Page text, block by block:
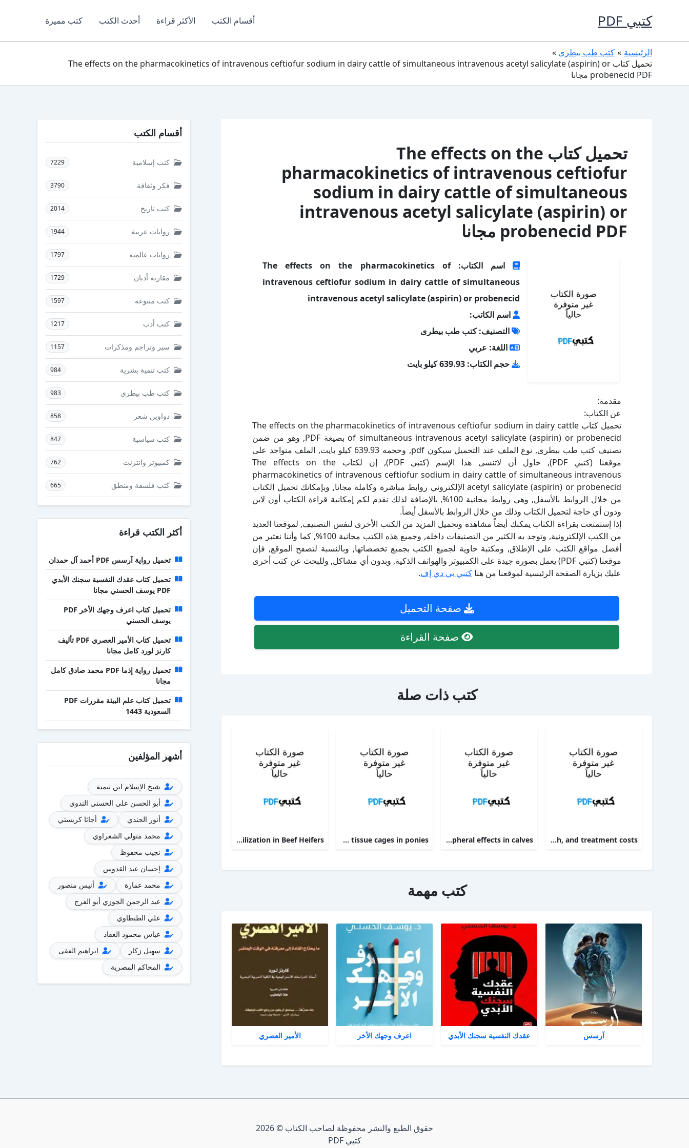
كتبي PDF أقسام الكتب الأكثر قراءة أحدث الكتب كتب مميزة
الرئيسية
كتب طب بيطرى
تحميل كتاب The effects on the pharmacokinetics of intravenous ceftiofur sodium in dairy cattle of simultaneous intravenous acetyl salicylate (aspirin) or
probenecid PDF مجانا
تحميل كتاب The effects on the
pharmacokinetics of intravenous ceftiofur
sodium in dairy cattle of simultaneous
intravenous acetyl salicylate (aspirin) or
probenecid PDF مجانا
اسم الكتاب: The effects on the pharmacokinetics of
intravenous ceftiofur sodium in dairy cattle of simultaneous
intravenous acetyl salicylate (aspirin) or probenecid
اسم الكاتب:
التصنيف: كتب طب بيطرى
اللغة: عربي
حجم الكتاب: 639.93 كيلو بايت
مقدمة:
عن الكتاب:
تحميل كتاب The effects on the pharmacokinetics of intravenous ceftiofur sodium in dairy cattle
of simultaneous intravenous acetyl salicylate (aspirin) or probenecid بصيغة PDF, وهو من ضمن
تصنيف كتب طب بيطرى, نوع الملف عند التحميل سيكون pdf, وحجمه 639.93 كيلو بايت, الملف متواجد على
موقعنا (كتبي PDF), حاول أن لاتنسى هذا الإسم (كتبي PDF), إن لكتاب The effects on the
pharmacokinetics of intravenous ceftiofur sodium in dairy cattle of simultaneous intravenous
acetyl salicylate (aspirin) or probenecid الإلكتروني روابط مباشرة وكاملة مجانا, وبإمكانك تحميل الكتاب
من خلال الروابط بالأسفل, وهي روابط مجانية 100%, بالإضافة لذلك نقدم لكم إمكانية قراءة الكتاب أون لاين
ودون أي حاجة لتحميل الكتاب وذلك من خلال الروابط بالأسفل أيضاً.
إذا إستمتعت بقراءة الكتاب يمكنك أيضاً مشاهدة وتحميل المزيد من الكتب الأخرى لنفس التصنيف, لموقعنا العديد
من الكتب الإلكترونية, وتوجد به الكثير من التصنيفات داخله, وجميع هذه الكتب مجانية 100%, كما وأننا نعتبر من
أفضل مواقع الكتب على الإطلاق, ومكتبة حاوية لجميع الكتب بجميع تخصصاتها, وبالنسبة لتصفح الموقع, فإن
موقعنا (كتبي PDF) يعمل بصورة جيدة على الكمبيوتر والهواتف الذكية, وبدون أي مشاكل, وللبحث عن كتب أخرى
عليك بزيارة الصفحة الرئيسية لموقعنا من هنا كتبي بي دي إف.
صفحة التحميل
صفحة القراءة
كتب ذات صلة
Targeting therapy to minimize antimicrobial use in preweaned calves effects on health, growth, and treatment costs
The alpha 2-adrenoceptor agonists xylazine and guanfacine exert different central nervous system, but comparable peripheral effects in calves
Clinical efficacy of intravenous administration of marbofloxacin in a Staphylococcus aureus infection in tissue cages in ponies
Phosphorus Deficiency Metabolism and Food Utilization in Beef Heifers
كتب مهمة
آرسس عقدك النفسية سجنك الأبدي اعرف وجهك الأخر الأمير العصري
أقسام الكتب
كتب إسلامية 7229
فكر وثقافة 3790
كتب تاريخ 2014
روايات عربية 1944
روايات عالمية 1797
مقارنة أديان 1729
كتب متنوعة 1597
كتب أدب 1217
سير وتراجم ومذكرات 1157
كتب تنمية بشرية 984
كتب طب بيطرى 983
دواوين شعر 858
كتب سياسية 847
كمبيوتر وانترنت 762
كتب فلسفة ومنطق 665
أكثر الكتب قراءة
تحميل رواية آرسس PDF أحمد آل حمدان
تحميل كتاب عقدك النفسية سجنك الأبدي
PDF يوسف الحسني مجانا
تحميل كتاب اعرف وجهك الأخر PDF
يوسف الحسني
تحميل كتاب الأمير العصري PDF تأليف
كارنز لورد كامل مجانا
تحميل رواية إذما PDF محمد صادق كامل
مجانا
تحميل كتاب علم البيئة مقررات PDF
السعودية 1443
أشهر المؤلفين
شيخ الإسلام ابن تيمية
أبو الحسن علي الحسني الندوي
أنور الجندي
أجاثا كريستي
محمد متولي الشعراوي
نجيب محفوظ
إحسان عبد القدوس
محمد عمارة
أنيس منصور
عبد الرحمن الجوزي أبو الفرج
علي الطنطاوي
عباس محمود العقاد
سهيل زكار
ابراهيم الفقى
المحاكم المصرية
حقوق الطبع والنشر محفوظة لصاحب الكتاب © 2026
كتبي PDF